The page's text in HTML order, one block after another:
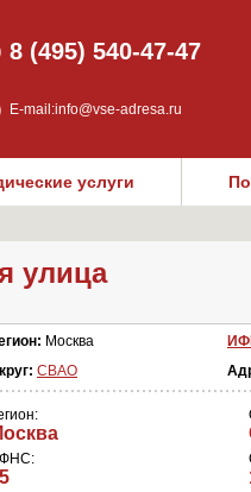
8 (495) 540-47-47
E-mail:info@vse-adresa.ru
услуги
улица
Москва
СВАО